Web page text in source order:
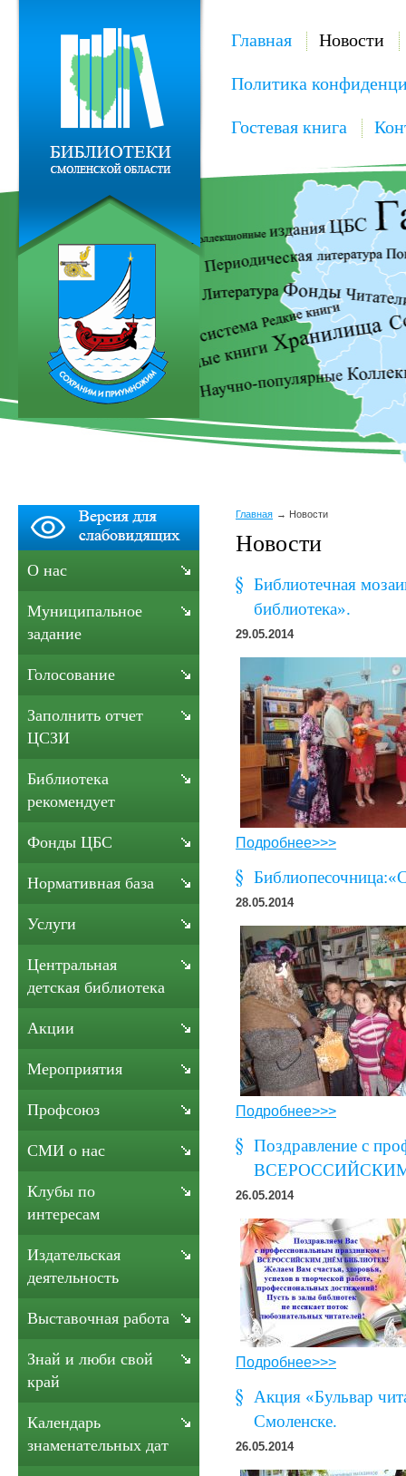
Главная Новости
Политика
Гостевая книга
Главная Новости
Новости
Библиотечная
библиотека».
29.05.2014
Подробнее>>>
28.05.2014
Подробнее>>>
Поздравление с
26.05.2014
Подробнее>>>
Акция «Бульвар
Смоленске.
26.05.2014
О нас
Муниципальное
задание
Голосование
Заполнить отчет
ЦСЗИ
Библиотека
рекомендует
Фонды ЦБС
Нормативная база
Услуги
Центральная
детская библиотека
Акции
Мероприятия
Профсоюз
СМИ о нас
Клубы по
интересам
Издательская
деятельность
Выставочная работа
Знай и люби свой
край
Календарь
знаменательных дат